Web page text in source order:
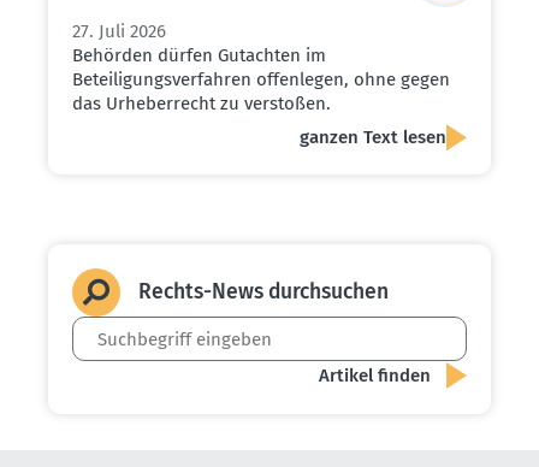
27. Juli 2026
Behörden dürfen Gutachten im
Beteiligungsverfahren offenlegen, ohne gegen
das Urheberrecht zu verstoßen.
ganzen Text lesen
Rechts-News durch­suchen